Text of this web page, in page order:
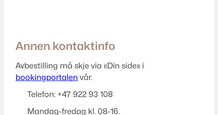
Annen kontaktinfo
Avbestilling må skje via «Din side» i
bookingportalen vår.
Telefon: +47 922 93 108
Mandag-fredag kl. 08-16.